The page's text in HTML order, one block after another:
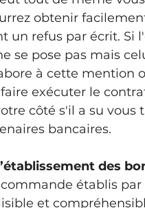
obtenir
un refus par écrit. Si
se pose pas mais
à cette mention
exécuter le
côté s'il a su
bancaires.
des
commande établis
et